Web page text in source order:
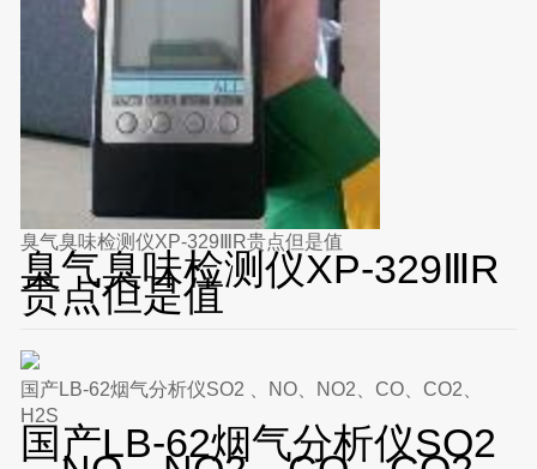
臭气臭味检测仪XP-329ⅢR贵点但是值
臭气臭味检测仪XP-329ⅢR
贵点但是值
国产LB-62烟气分析仪SO2 、NO、NO2、CO、CO2、
H2S
国产LB-62烟气分析仪SO2